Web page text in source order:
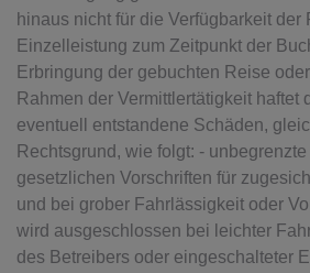
hinaus nicht für die Verfügbarkeit der
Einzelleistung zum Zeitpunkt der
Erbringung der gebuchten Reise
Rahmen der Vermittlertätigkeit haftet
eventuell entstandene Schäden,
Rechtsgrund, wie folgt: -
gesetzlichen Vorschriften für
und bei grober Fahrlässigkeit oder
wird ausgeschlossen bei leichter
des Betreibers oder eingeschalteter